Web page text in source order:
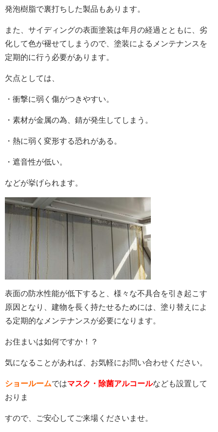
発泡樹脂で裏打ちした製品もあります。
また、サイディングの表面塗装は年月の経過とともに、劣
化して色が褪せてしまうので、塗装によるメンテナンスを
定期的に行う必要があります。
欠点としては、
・衝撃に弱く傷がつきやすい。
・素材が金属の為、錆が発生してしまう。
・熱に弱く変形する恐れがある。
・遮音性が低い。
などが挙げられます。
表面の防水性能が低下すると、様々な不具合を引き起こす
原因となり、建物を長く持たせるためには、塗り替えによ
る定期的なメンテナンスが必要になります。
お住まいは如何ですか！？
気になることがあれば、お気軽にお問い合わせください。
ショールームではマスク・除菌アルコールなども設置して
おりま
すので、ご安心してご来場くださいませ。